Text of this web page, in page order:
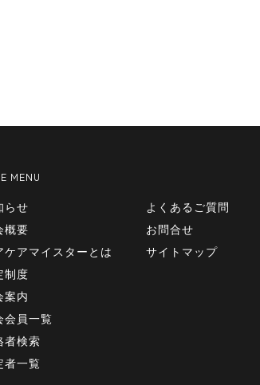
MENU
らせ
概要
ケアマイスターとは
制度
案内
会員一覧
者検索
者一覧
よくあるご質問
お問合せ
サイトマップ